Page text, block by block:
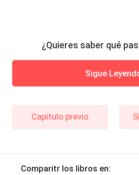
¿Quieres saber qué
Sigue
Capítulo previo
Comparitr los libros en: